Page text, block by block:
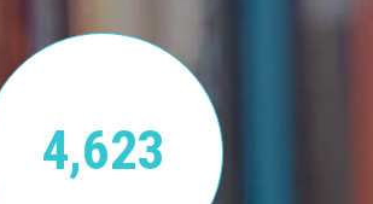
4,623